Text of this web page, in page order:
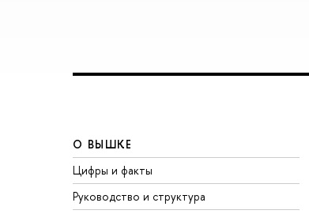
О ВЫШКЕ
Цифры и факты
Руководство и структура